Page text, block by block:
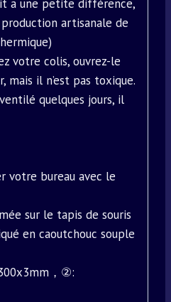
a une petite différence,
artisanale de
votre colis, ouvrez-le
mais il n’est pas toxique.
quelques jours, il
votre bureau avec le
sur le tapis de souris
en caoutchouc souple
，②: